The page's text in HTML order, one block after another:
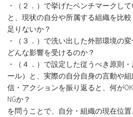
・（２．）で挙げたベンチマークし
と、現状の自分や所属する組織を比
足りないか？
・（３．）で洗い出した外部環境の変
どんな影響を受けるのか？
・（４．）で設定した従うべき原則
ール）と、実際の自分自身の言動や
信・アクションを振り返ると、何が
NGか？
を問うことで、自分・組織の現在位置